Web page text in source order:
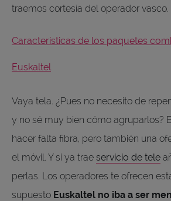
traemos cortesía del operador vasco.
Características de los paquetes
Euskaltel
Vaya tela. ¿Pues no necesito de
y no sé muy bien cómo agruparlos?
hacer falta fibra, pero también una
el móvil. Y si ya trae servicio de tele
perlas. Los operadores te ofrecen
supuesto Euskaltel no iba a ser